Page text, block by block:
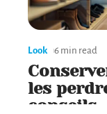
Look 6 min read
les
conseils